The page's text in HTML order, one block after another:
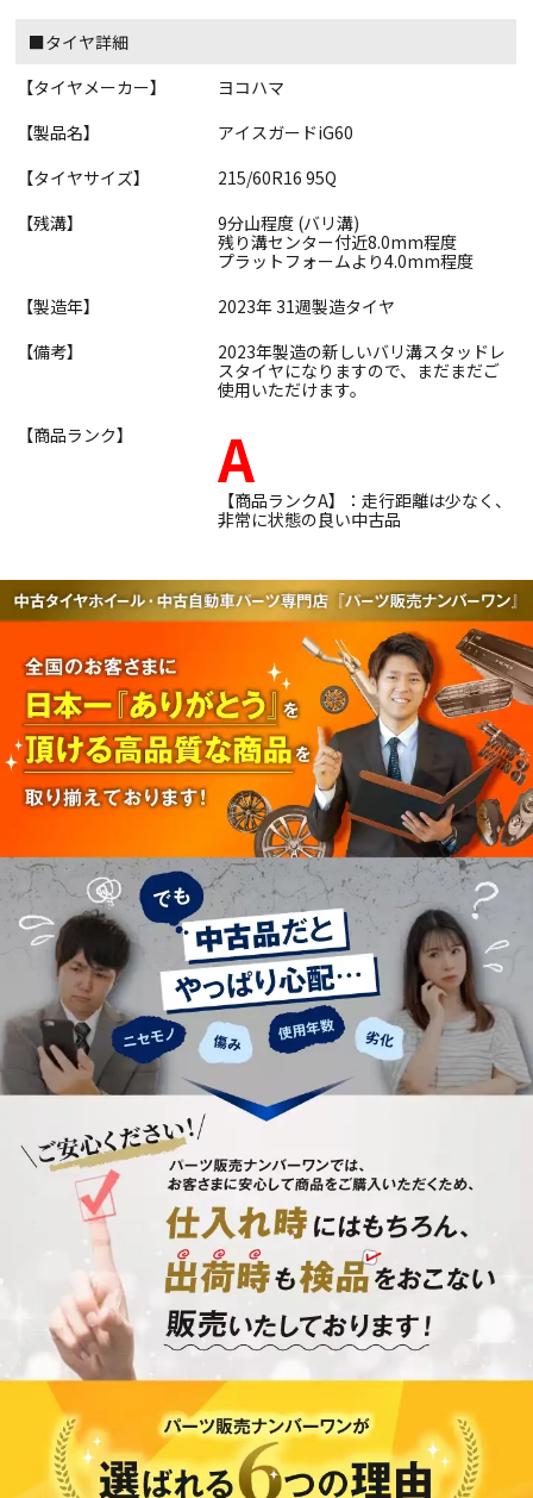
■タイヤ詳細
【タイヤメーカー】
ヨコハマ
【製品名】
アイスガードiG60
【タイヤサイズ】
215/60R16 95Q
【残溝】
9分山程度 (バリ溝)
残り溝センター付近8.0mm程度
プラットフォームより4.0mm程度
【製造年】
2023年 31週製造タイヤ
【備考】
2023年製造の新しいバリ溝スタッドレ
スタイヤになりますので、まだまだご
使用いただけます。
【商品ランク】
A
【商品ランクA】：走行距離は少なく、
非常に状態の良い中古品